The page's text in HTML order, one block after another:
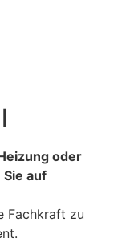
oder
auf
Fachkraft zu